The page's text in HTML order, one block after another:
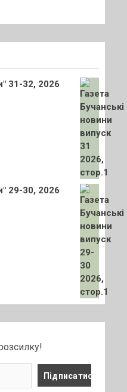
31-32, 2026
29-30, 2026